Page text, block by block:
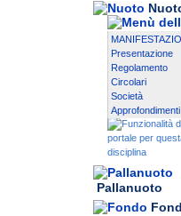
Presentazione
Regolamento
Circolari
Società
Approfondimenti
Pallanuoto